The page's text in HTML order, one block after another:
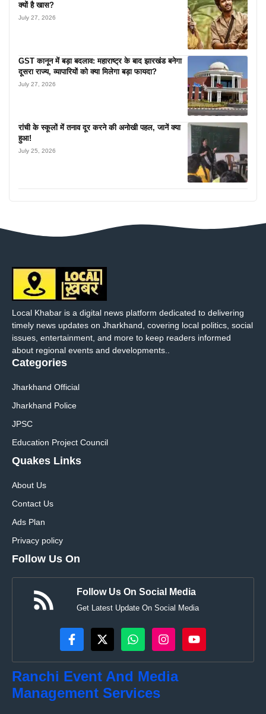
क्यों है खास?
July 27, 2026
GST कानून में बड़ा बदलाव: महाराष्ट्र के बाद झारखंड बनेगा
दूसरा राज्य, व्यापारियों को क्या मिलेगा बड़ा फायदा?
July 27, 2026
रांची के स्कूलों में तनाव दूर करने की अनोखी पहल, जानें क्या
हुआ!
July 25, 2026
Local Khabar is a digital news platform dedicated to delivering
timely news updates on Jharkhand, covering local politics, social
issues, entertainment, and more to keep readers informed
about regional events and developments..
Categories
Jharkhand Official
Jharkhand Police
JPSC
Education Project Council
Quakes Links
About Us
Contact Us
Ads Plan
Privacy policy
Follow Us On
Follow Us On Social Media
Get Latest Update On Social Media
Ranchi Event And Media
Management Services